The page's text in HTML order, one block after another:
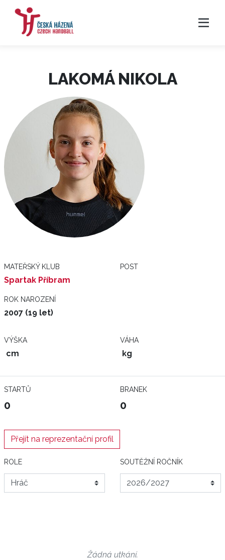
LAKOMÁ NIKOLA
MATEŘSKÝ KLUB
Spartak Příbram
POST
ROK NAROZENÍ
2007 (19 let)
VÝŠKA
cm
VÁHA
kg
STARTŮ
0
BRANEK
0
Přejít na reprezentační profil
ROLE SOUTĚŽNÍ ROČNÍK
Žádná utkání.